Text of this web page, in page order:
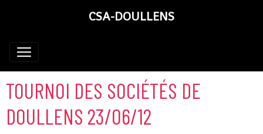
CSA-DOULLENS
TOURNOI DES SOCIÉTÉS DE
DOULLENS 23/06/12